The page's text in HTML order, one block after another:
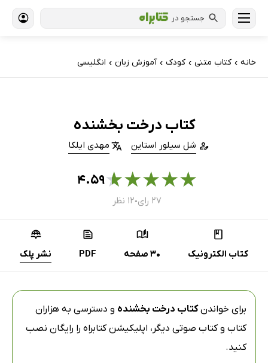
جستجو در
خانه › کتاب‌ متنی › کودک › آموزش زبان › انگلیسی
کتاب درخت بخشنده
شل سیلور استاین مهدی ایلکا
★
★
★
★
★۴.۵۹
۲۷ رای ● ۱۲ نظر
کتاب الکترونیک 30 صفحه PDF نشر پلک
برای خواندنکتاب درخت بخشنده و دسترسی به هزاران
کتاب و کتاب صوتی دیگر، اپلیکیشن کتابراه را رایگان نصب
کنید.